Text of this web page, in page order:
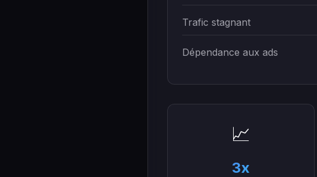
Trafic stagnant
Dépendance aux ads
📈
3x